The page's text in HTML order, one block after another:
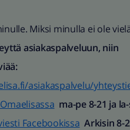
Miksi minulla ei ole
asiakaspalveluun, niin
asiakaspalvelu/
ma-pe 8-21 ja
Facebookissa Arkisin 8-